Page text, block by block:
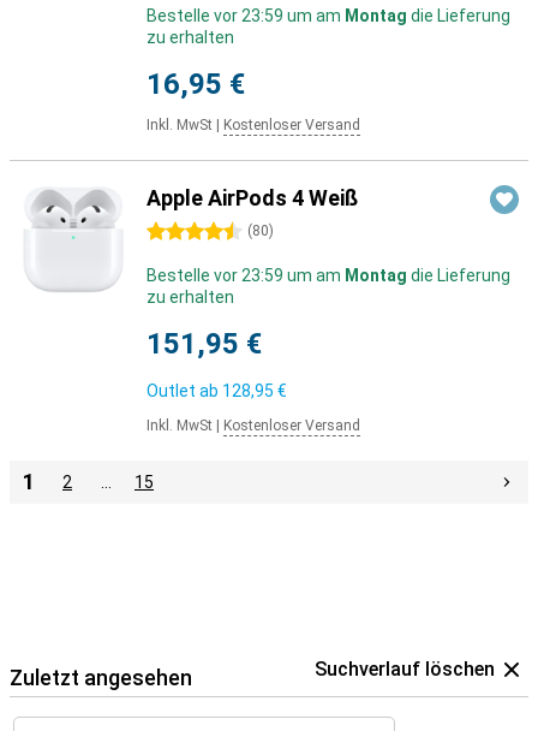
Bestelle vor 23:59 um am Montag die Lieferung
zu erhalten
16,95 €
Inkl. MwSt Kostenloser Versand
Apple AirPods 4 Weiß
4.5 Sterne (80)
Bestelle vor 23:59 um am Montag die Lieferung
zu erhalten
151,95 €
Outlet ab 128,95 €
Inkl. MwSt Kostenloser Versand
1 2 15
Zuletzt angesehen Suchverlauf löschen